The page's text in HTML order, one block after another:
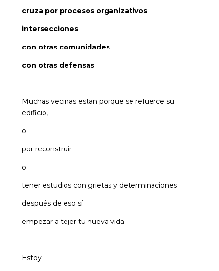
cruza por procesos organizativos
intersecciones
con otras comunidades
con otras defensas
Muchas vecinas están porque se refuerce su
edificio,
o
por reconstruir
o
tener estudios con grietas y determinaciones
después de eso sí
empezar a tejer tu nueva vida
Estoy